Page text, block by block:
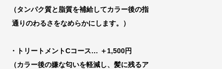
（タンパク質と脂質を補給してカラー後の指
通りのわるさをなめらかにします。）
・トリートメントCコース… ＋1,500円
（カラー後の嫌な匂いを軽減し、髪に残るア